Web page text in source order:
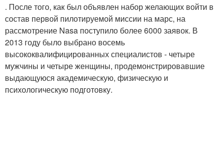
. После того, как был объявлен набор желающих войти в
состав первой пилотируемой миссии на марс, на
рассмотрение Nasa поступило более 6000 заявок. В
2013 году было выбрано восемь
высококвалифицированных специалистов - четыре
мужчины и четыре женщины, продемонстрировавшие
выдающуюся академическую, физическую и
психологическую подготовку.